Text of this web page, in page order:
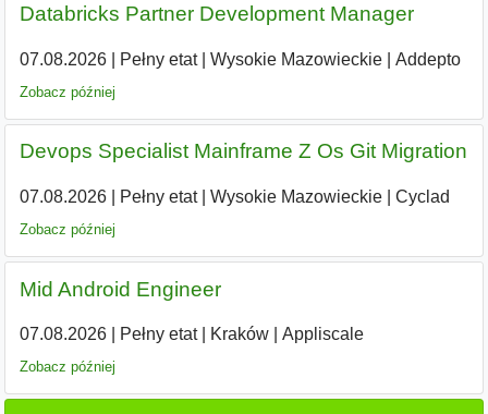
Databricks Partner Development Manager
07.08.2026| Pełny etat| Wysokie Mazowieckie| Addepto
Zobacz później
Devops Specialist Mainframe Z Os Git Migration
07.08.2026| Pełny etat| Wysokie Mazowieckie| Cyclad
Zobacz później
Mid Android Engineer
07.08.2026| Pełny etat| Kraków| Appliscale
Zobacz później